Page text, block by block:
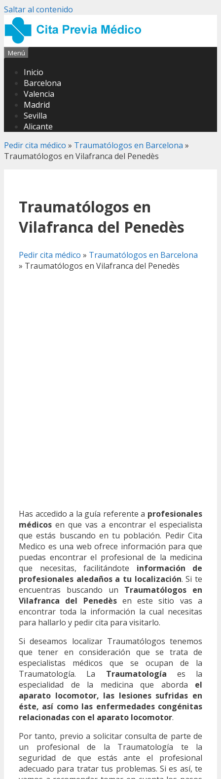
Saltar al contenido
Menú
Inicio
Barcelona
Valencia
Madrid
Sevilla
Alicante
Pedir cita médico » Traumatólogos en Barcelona »
Traumatólogos en Vilafranca del Penedès
Traumatólogos en
Vilafranca del Penedès
Pedir cita médico » Traumatólogos en Barcelona
» Traumatólogos en Vilafranca del Penedès
Has accedido a la guía referente a profesionales
médicos en que vas a encontrar el especialista
que estás buscando en tu población. Pedir Cita
Medico es una web ofrece información para que
puedas encontrar el profesional de la medicina
que necesitas, facilitándote información de
profesionales aledaños a tu localización. Si te
encuentras buscando un Traumatólogos en
Vilafranca del Penedèsen este sitio vas a
encontrar toda la información la cual necesitas
para hallarlo y pedir cita para visitarlo.
Si deseamos localizar Traumatólogos tenemos
que tener en consideración que se trata de
especialistas médicos que se ocupan de la
Traumatología. La Traumatología es la
especialidad de la medicina que aborda el
aparato locomotor, las lesiones sufridas en
éste, así como las enfermedades congénitas
relacionadas con el aparato locomotor.
Por tanto, previo a solicitar consulta de parte de
un profesional de la Traumatología te la
seguridad de que estás ante el profesional
adecuado para tratar tus problemas. Si es así, te